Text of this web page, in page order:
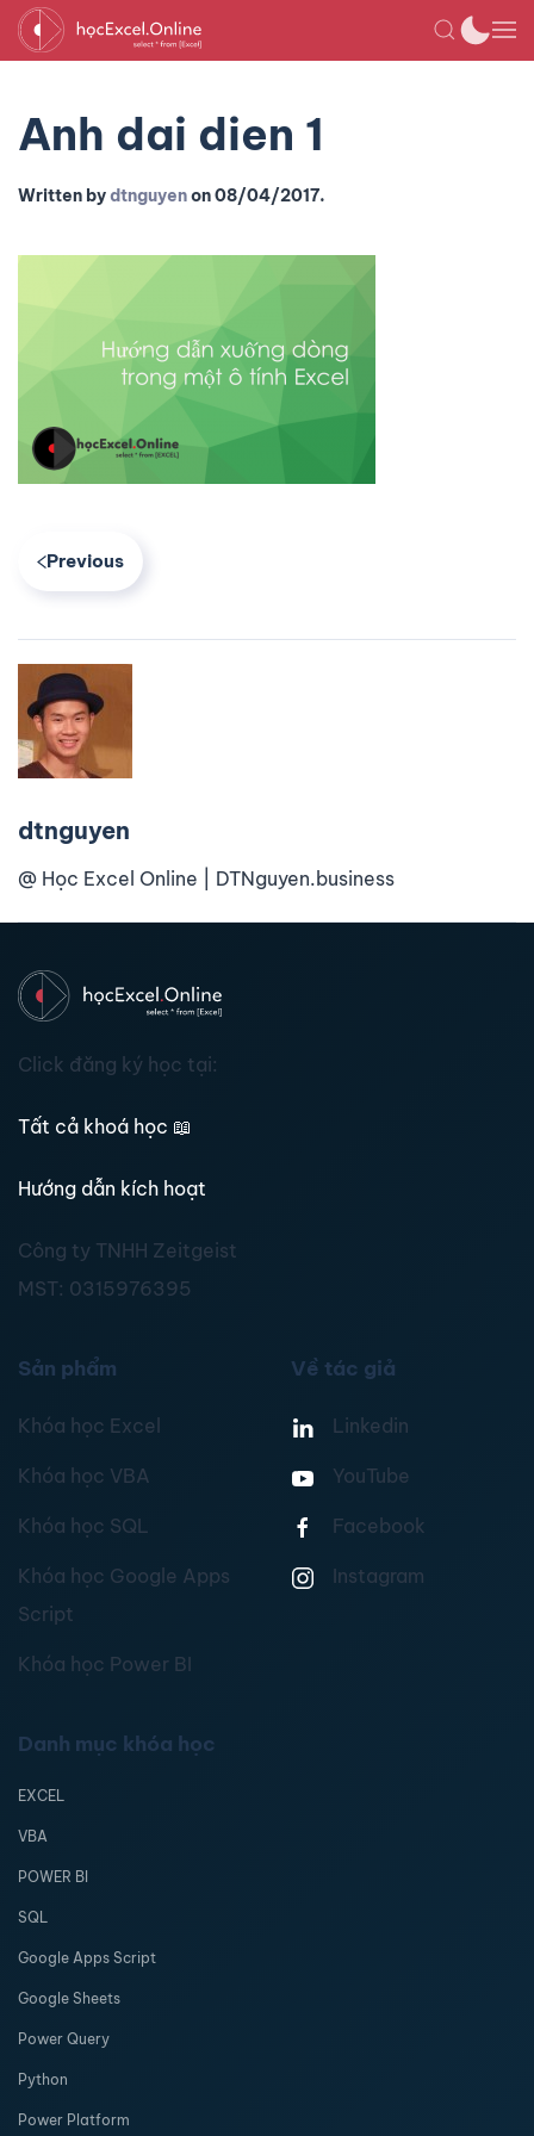
Anh dai dien 1
Written bydtnguyenon08/04/2017.
Previous
dtnguyen
@ Học Excel Online | DTNguyen.business
Click đăng ký học tại:
Tất cả khoá học 📖
Hướng dẫn kích hoạt
Công ty TNHH Zeitgeist
MST: 0315976395
Sản phẩm
Khóa học Excel
Khóa học VBA
Khóa học SQL
Khóa học Google Apps
Script
Khóa học Power BI
Về tác giả
Linkedin
YouTube
Facebook
Instagram
Danh mục khóa học
EXCEL
VBA
POWER BI
SQL
Google Apps Script
Google Sheets
Power Query
Python
Power Platform